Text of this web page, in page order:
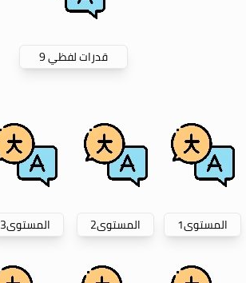
قدرات لفظي 9
المستوى1 المستوى2 المستوى3